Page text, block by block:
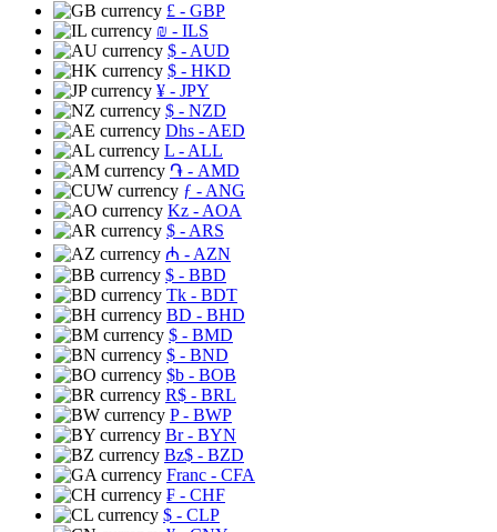
£ - GBP
₪ - ILS
$ - AUD
$ - HKD
¥ - JPY
$ - NZD
Dhs - AED
L - ALL
֏ - AMD
ƒ - ANG
Kz - AOA
$ - ARS
₼ - AZN
$ - BBD
Tk - BDT
BD - BHD
$ - BMD
$ - BND
$b - BOB
R$ - BRL
P- BWP
Br- BYN
Bz$ - BZD
Franc - CFA
₣ - CHF
$ - CLP